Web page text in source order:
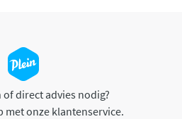
of direct advies nodig?
met onze klantenservice.